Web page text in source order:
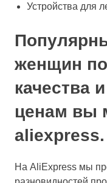
Устройства для
женщин
качества
ценам вы
aliexpress.
На AliExpress мы